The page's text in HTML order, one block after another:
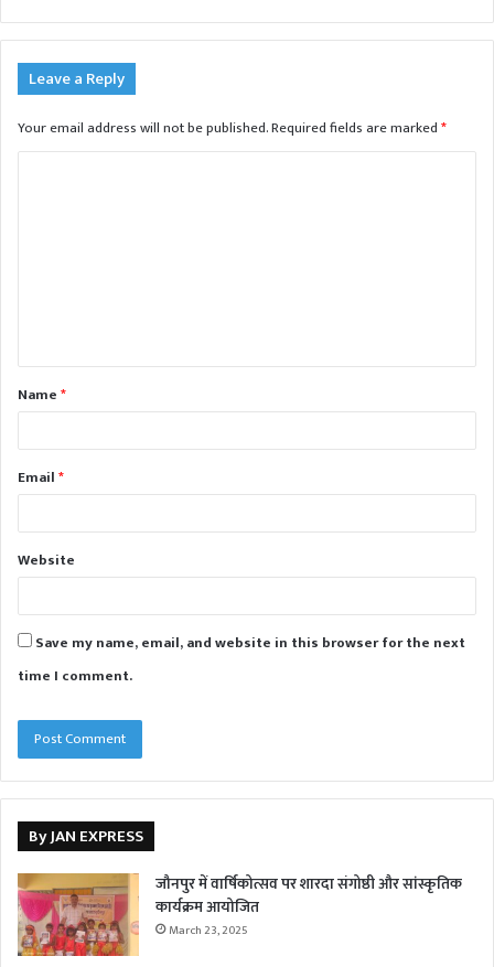
Leave a Reply
Your email address will not be published.Required fields are marked*
t
*Name*
Email*
Website
Save my name, email, and website in this browser for the next
time I comment.
By JAN EXPRESS
जौनपुर में वार्षिकोत्सव पर शारदा संगोष्ठी और सांस्कृतिक
कार्यक्रम आयोजित
March 23, 2025